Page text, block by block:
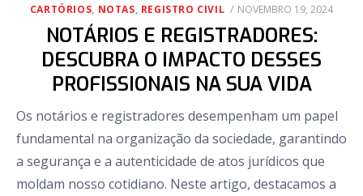
CARTÓRIOS, NOTAS, REGISTRO CIVIL
POSTED
NOVEMBRO 19, 2024
NOTÁRIOS E REGISTRADORES:
DESCUBRA O IMPACTO DESSES
PROFISSIONAIS NA SUA VIDA
Os notários e registradores desempenham um papel
fundamental na organização da sociedade, garantindo
a segurança e a autenticidade de atos jurídicos que
moldam nosso cotidiano. Neste artigo, destacamos a